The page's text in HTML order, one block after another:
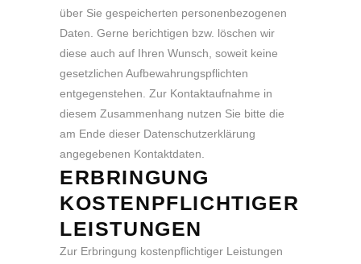
über Sie gespeicherten personenbezogenen
Daten. Gerne berichtigen bzw. löschen wir
diese auch auf Ihren Wunsch, soweit keine
gesetzlichen Aufbewahrungspflichten
entgegenstehen. Zur Kontaktaufnahme in
diesem Zusammenhang nutzen Sie bitte die
am Ende dieser Datenschutzerklärung
angegebenen Kontaktdaten.
ERBRINGUNG
KOSTENPFLICHTIGER
LEISTUNGEN
Zur Erbringung kostenpflichtiger Leistungen